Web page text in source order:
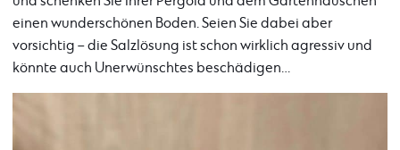
einen wunderschönen Boden. Seien Sie dabei aber
vorsichtig – die Salzlösung ist schon wirklich agressiv und
könnte auch Unerwünschtes beschädigen…